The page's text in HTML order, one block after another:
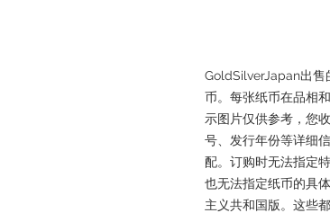
GoldSilverJapan出售
币。每张纸币在品相
示图片仅供参考，您
号、发行年份等详细
配。订购时无法指定
也无法指定纸币的具
主义共和国版。这些